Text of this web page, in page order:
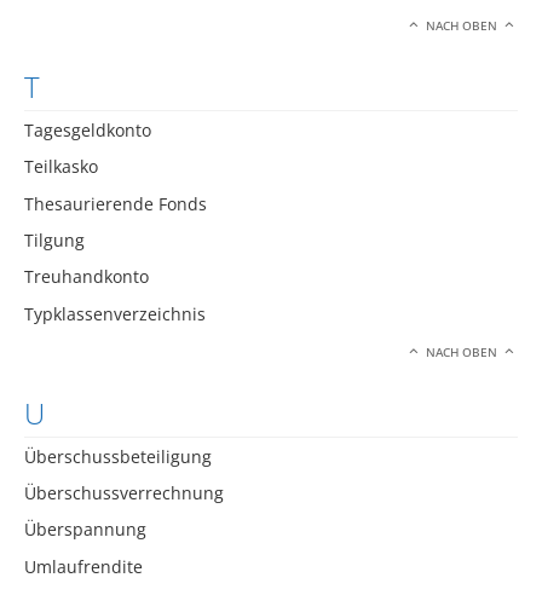
NACH OBEN
T
Tagesgeldkonto
Teilkasko
Thesaurierende Fonds
Tilgung
Treuhandkonto
Typklassenverzeichnis
NACH OBEN
U
Überschussbeteiligung
Überschussverrechnung
Überspannung
Umlaufrendite